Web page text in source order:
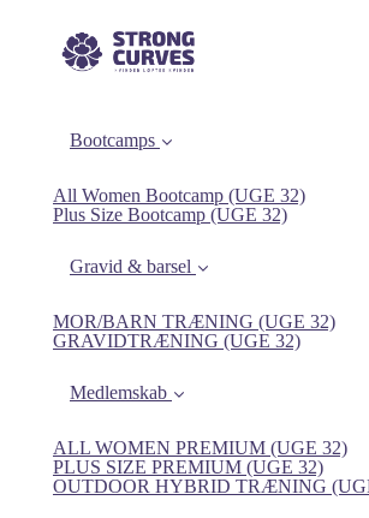
Bootcamps
All Women Bootcamp (UGE 32)
Plus Size Bootcamp (UGE 32)
Gravid & barsel
MOR/BARN TRÆNING (UGE 32)
GRAVIDTRÆNING (UGE 32)
Medlemskab
ALL WOMEN PREMIUM (UGE 32)
PLUS SIZE PREMIUM (UGE 32)
OUTDOOR HYBRID TRÆNING